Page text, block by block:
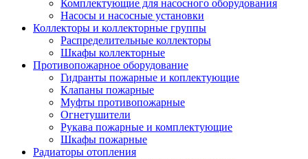
Комплектующие для насосного оборудования
Насосы и насосные установки
Коллекторы и коллекторные группы
Распределительные коллекторы
Шкафы коллекторные
Противопожарное оборудование
Гидранты пожарные и коплектующие
Клапаны пожарные
Муфты противопожарные
Огнетушители
Рукава пожарные и комплектующие
Шкафы пожарные
Радиаторы отопления